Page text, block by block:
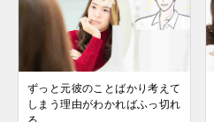
ずっと元彼のことばかり考えて
しまう理由がわかればふっ切れ